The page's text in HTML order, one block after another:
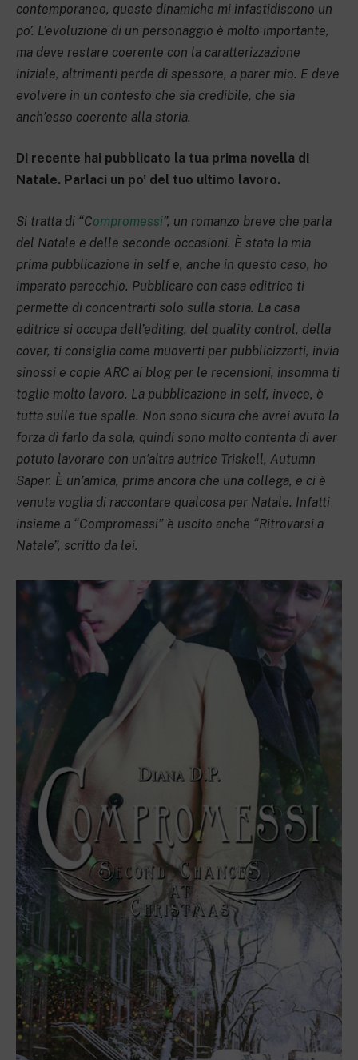
contemporaneo, queste dinamiche mi infastidiscono un
po’. L’evoluzione di un personaggio è molto importante,
ma deve restare coerente con la caratterizzazione
iniziale, altrimenti perde di spessore, a parer mio. E deve
evolvere in un contesto che sia credibile, che sia
anch’esso coerente alla storia.
Di recente hai pubblicato la tua prima novella di
Natale. Parlaci un po’ del tuo ultimo lavoro.
Si tratta di “Compromessi”, un romanzo breve che parla
del Natale e delle seconde occasioni. È stata la mia
prima pubblicazione in self e, anche in questo caso, ho
imparato parecchio. Pubblicare con casa editrice ti
permette di concentrarti solo sulla storia. La casa
editrice si occupa dell’editing, del quality control, della
cover, ti consiglia come muoverti per pubblicizzarti, invia
sinossi e copie ARC ai blog per le recensioni, insomma ti
toglie molto lavoro. La pubblicazione in self, invece, è
tutta sulle tue spalle. Non sono sicura che avrei avuto la
forza di farlo da sola, quindi sono molto contenta di aver
potuto lavorare con un’altra autrice Triskell, Autumn
Saper. È un’amica, prima ancora che una collega, e ci è
venuta voglia di raccontare qualcosa per Natale. Infatti
insieme a “Compromessi” è uscito anche “Ritrovarsi a
Natale”, scritto da lei.